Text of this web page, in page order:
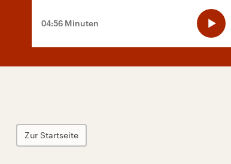
04:56 Minuten
Zur Startseite